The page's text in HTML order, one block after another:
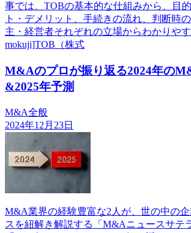
事では、TOBの基本的な仕組みから、目
ト・デメリット、手続きの流れ、判断時
主・経営者それぞれの立場からわかりやす
mokuji]TOB（株式
M&Aのプロが振り返る2024年の
&2025年予測
M&A全般
2024年12月23日
M&A業界の経験豊富な2人が、世の中の
スを紐解き解説する「M&Aニュースサテ